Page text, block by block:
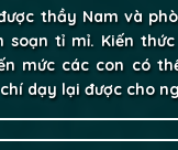
thầy Nam và
soạn tỉ mỉ. Kiến
mức các con có
dạy lại được cho